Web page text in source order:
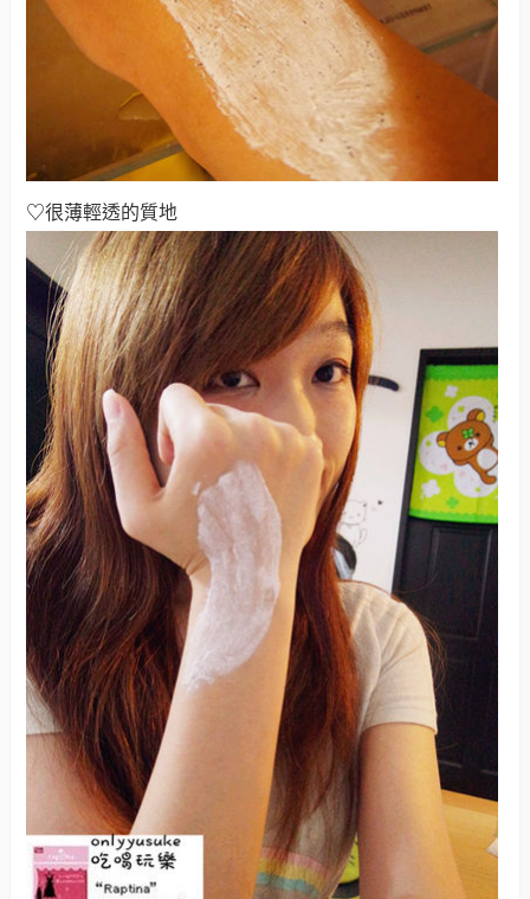
♡很薄輕透的質地